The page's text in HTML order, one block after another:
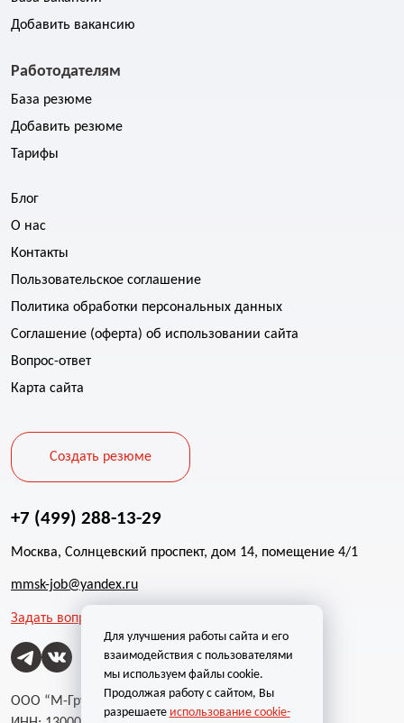
Добавить вакансию
Работодателям
База резюме
Добавить резюме
Тарифы
Блог
О нас
Контакты
Пользовательское соглашение
Политика обработки персональных данных
Соглашение (оферта) об использовании сайта
Вопрос-ответ
Карта сайта
Создать резюме
+7 (499) 288-13-29
Москва, Солнцевский проспект, дом 14, помещение 4/1
mmsk-job@yandex.ru
Задать вопрос
ООО “М-Групп”
Для улучшения работы сайта и его
взаимодействия с пользователями
мы используем файлы cookie.
Продолжая работу с сайтом, Вы
разрешаете использование cookie-